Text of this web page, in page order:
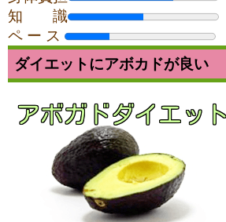
知 識
ペ ー ス
ダイエットにアボカドが良い